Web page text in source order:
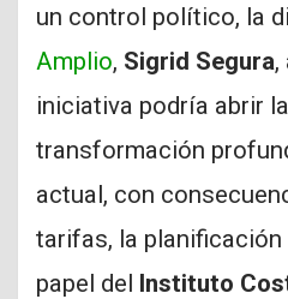
un control político, la
Amplio, Sigrid Segura,
iniciativa podría abrir
transformación
actual, con
tarifas, la planificación
papel del Instituto